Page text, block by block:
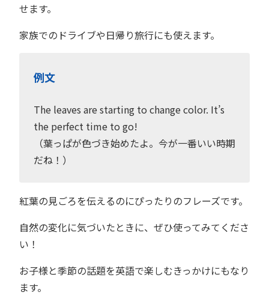
せます。
家族でのドライブや日帰り旅行にも使えます。
例文
The leaves are starting to change color. It’s
the perfect time to go!
（葉っぱが色づき始めたよ。今が一番いい時期
だね！）
紅葉の見ごろを伝えるのにぴったりのフレーズです。
自然の変化に気づいたときに、ぜひ使ってみてくださ
い！
お子様と季節の話題を英語で楽しむきっかけにもなり
ます。